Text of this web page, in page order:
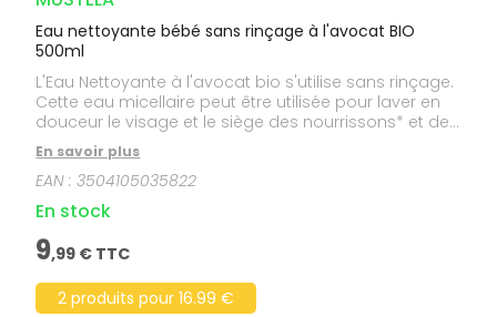
Eau nettoyante bébé sans rinçage à l'avocat BIO
500ml
L'Eau Nettoyante à l'avocat bio s'utilise sans rinçage.
Cette eau micellaire peut être utilisée pour laver en
douceur le visage et le siège des nourrissons* et des
enfants. Elle laisse la peau douce et une odeur
unique. *Bébés sortis de néonatologie
En savoir plus
EAN :3504105035822
En stock
9,99 € TTC
2 produits pour 16.99 €